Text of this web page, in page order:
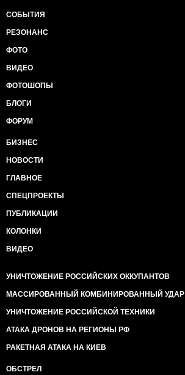
СОБЫТИЯ
РЕЗОНАНС
ФОТО
ВИДЕО
ФОТОШОПЫ
БЛОГИ
ФОРУМ
БИЗНЕС
НОВОСТИ
ГЛАВНОЕ
СПЕЦПРОЕКТЫ
ПУБЛИКАЦИИ
КОЛОНКИ
ВИДЕО
УНИЧТОЖЕНИЕ РОССИЙСКИХ ОККУПАНТОВ
МАССИРОВАННЫЙ КОМБИНИРОВАННЫЙ УДАР
УНИЧТОЖЕНИЕ РОССИЙСКОЙ ТЕХНИКИ
АТАКА ДРОНОВ НА РЕГИОНЫ РФ
РАКЕТНАЯ АТАКА НА КИЕВ
ОБСТРЕЛ